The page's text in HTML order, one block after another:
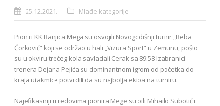
25.12.2021. Mlađe kategorije
Pioniri KK Banjica Mega su osvojili Novogodišnji turnir „Reba
Ćorković“ koji se održao u hali „Vizura Sport“ u Zemunu, pošto
su u okviru trećeg kola savladali Cerak sa 89:58 Izabranici
trenera Dejana Pejića su dominantnom igrom od početka do
kraja utakmice potvrdili da su najbolja ekipa na turniru.
Najefikasniji u redovima pionira Mege su bili Mihailo Subotić i